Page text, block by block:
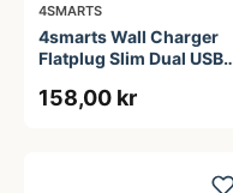
4SMARTS
4smarts Wall Charger
Flatplug Slim Dual USB-
158,00 kr